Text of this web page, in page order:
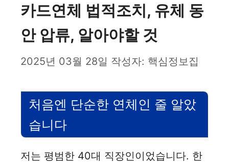
카드연체 법적조치, 유체 동
안 압류, 알아야할 것
2025년 03월 28일 작성자: 핵심정보집
처음엔 단순한 연체인 줄 알았
습니다
저는 평범한 40대 직장인이었습니다. 한